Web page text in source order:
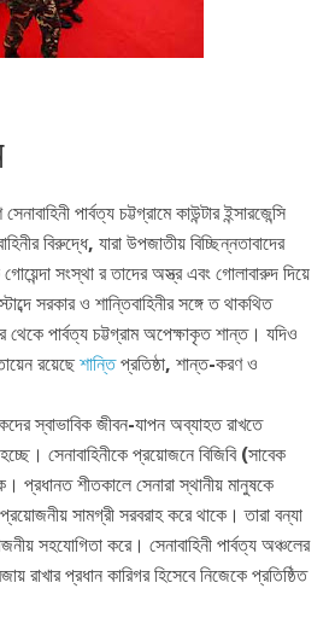
পার্বত্য চট্টগ্রামে কাউন্টার ইন্সারজেন্সি
বিরুদ্ধে, যারা উপজাতীয় বিচ্ছিন্নতাবাদের
সংস্থা র তাদের অস্ত্র এবং গোলাবারুদ দিয়ে
সরকার ও শান্তিবাহিনীর সঙ্গে ত থাকথিত
পার্বত্য চট্টগ্রাম অপেক্ষাকৃত শান্ত। যদিও
রয়েছেশান্তিপ্রতিষ্ঠা, শান্ত-করণ ও
স্বাভাবিক জীবন-যাপন অব্যাহত রাখতে
সেনাবাহিনীকে প্রয়োজনে বিজিবি (সাবেক
প্রধানত শীতকালে সেনারা স্থানীয় মানুষকে
সামগ্রী সরবরাহ করে থাকে। তারা বন্যা
সহযোগিতা করে। সেনাবাহিনী পার্বত্য অঞ্চলের
রাখার প্রধান কারিগর হিসেবে নিজেকে প্রতিষ্ঠিত